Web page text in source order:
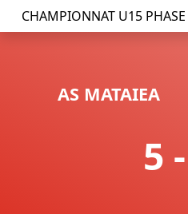
CHAMPIONNAT U15 PHASE
AS MATAIEA
5